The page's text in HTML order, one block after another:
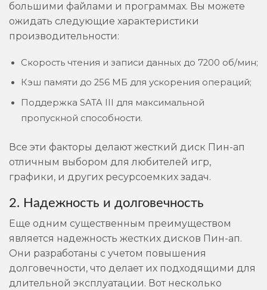
большими файлами и программах. Вы можете
ожидать следующие характеристики
производительности:
Скорость чтения и записи данных до 7200 об/мин;
Кэш памяти до 256 МБ для ускорения операций;
Поддержка SATA III для максимальной
пропускной способности.
Все эти факторы делают жесткий диск Пин-ап
отличным выбором для любителей игр,
графики, и других ресурсоемких задач.
2. Надежность и долговечность
Еще одним существенным преимуществом
является надежность жестких дисков Пин-ап.
Они разработаны с учетом повышения
долговечности, что делает их подходящими для
длительной эксплуатации. Вот несколько